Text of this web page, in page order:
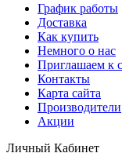
График работы
Доставка
Как купить
Немного о нас
Приглашаем к
Контакты
Карта сайта
Производители
Акции
Личный Кабинет